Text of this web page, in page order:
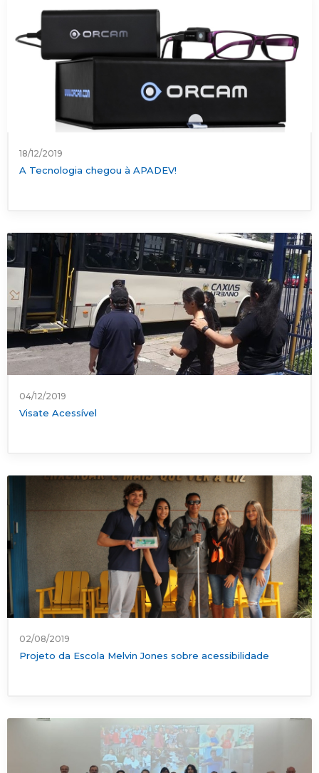
18/12/2019
A Tecnologia chegou à APADEV!
04/12/2019
Visate Acessível
02/08/2019
Projeto da Escola Melvin Jones sobre acessibilidade